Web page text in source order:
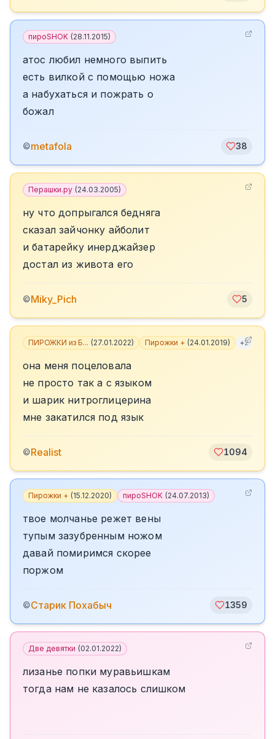
пироSHOK (28.11.2015)
атос любил немного выпить
есть вилкой с помощью ножа
а набухаться и пожрать о
божал
©metafola 38
Перашки.ру (24.03.2005)
ну что допрыгался бедняга
сказал зайчонку айболит
и батарейку инерджайзер
достал из живота его
©Miky_Pich 5
ПИРОЖКИ из Б... (27.01.2022) Пирожки + (24.01.2019) +2
она меня поцеловала
не просто так а с языком
и шарик нитроглицерина
мне закатился под язык
©Realist 1094
Пирожки + (15.12.2020) пироSHOK (24.07.2013)
твое молчанье режет вены
тупым зазубренным ножом
давай помиримся скорее
поржом
©Старик Похабыч 1359
Две девятки (02.01.2022)
лизанье попки муравьишкам
тогда нам не казалось слишком